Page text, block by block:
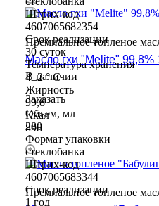
Штрих-код
4607065682354
Срок реализации
30 суток
Температура хранения
4±2 ° С
Жирность
99,8
Ккал
898
Объем, мл
280
Формат упаковки
стеклобанка
Штрих-код
4607065683344
Срок реализации
1 год
Премиальное топленое
Масло гхи "Melite" 99,8%
В наличии
Заказать
Премиальное топленое